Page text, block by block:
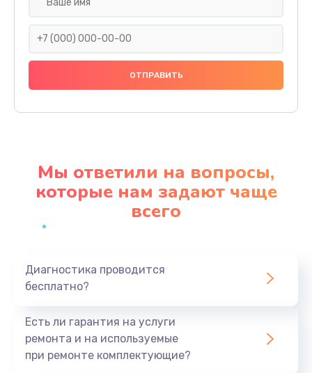
Замена праймера
1000 руб.
Заказать
Профилактическая чистка
Заказать
Мы ответили на вопросы,
которые нам задают чаще
всего
Диагностика проводится
бесплатно?
Есть ли гарантия на услуги
ремонта и на используемые
при ремонте комплектующие?